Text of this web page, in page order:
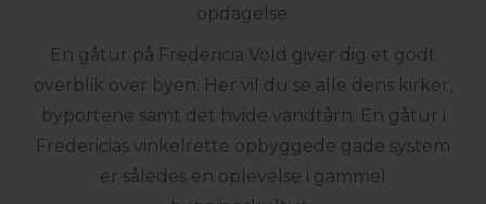
opdagelse.
En gåtur på Fredericia Vold giver dig et godt
overblik over byen. Her vil du se alle dens kirker,
byportene samt det hvide vandtårn. En gåtur i
Fredericias vinkelrette opbyggede gade system
er således en oplevelse i gammel